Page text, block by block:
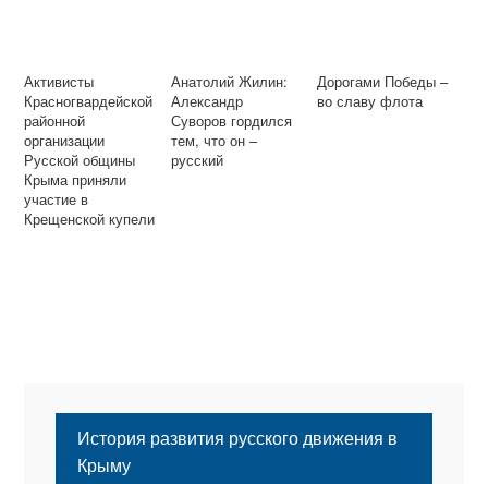
Активисты
Красногвардейской
районной
организации
Русской общины
Крыма приняли
участие в
Крещенской купели
Анатолий Жилин:
Александр
Суворов гордился
тем, что он –
русский
Дорогами Победы –
во славу флота
История развития русского движения в
Крыму